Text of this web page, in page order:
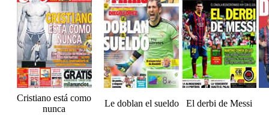
Cristiano está como
nunca
Le doblan el sueldo El derbi de Messi